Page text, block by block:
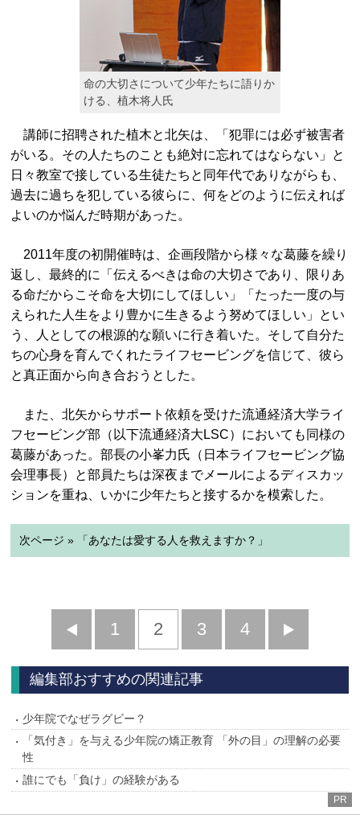
命の大切さについて少年たちに語りか
ける、植木将人氏
講師に招聘された植木と北矢は、「犯罪には必ず被害者
がいる。その人たちのことも絶対に忘れてはならない」と
日々教室で接している生徒たちと同年代でありながらも、
過去に過ちを犯している彼らに、何をどのように伝えれば
よいのか悩んだ時期があった。
2011年度の初開催時は、企画段階から様々な葛藤を繰り
返し、最終的に「伝えるべきは命の大切さであり、限りあ
る命だからこそ命を大切にしてほしい」「たった一度の与
えられた人生をより豊かに生きるよう努めてほしい」とい
う、人としての根源的な願いに行き着いた。そして自分た
ちの心身を育んでくれたライフセービングを信じて、彼ら
と真正面から向き合おうとした。
また、北矢からサポート依頼を受けた流通経済大学ライ
フセービング部（以下流通経済大LSC）においても同様の
葛藤があった。部長の小峯力氏（日本ライフセービング協
会理事長）と部員たちは深夜までメールによるディスカッ
ションを重ね、いかに少年たちと接するかを模索した。
次ページ » 「あなたは愛する人を救えますか？」
前
へ
1 2 3 4
へ
編集部おすすめの関連記事
少年院でなぜラグビー？
「気付き」を与える少年院の矯正教育 「外の目」の理解の必要
性
誰にでも「負け」の経験がある
PR